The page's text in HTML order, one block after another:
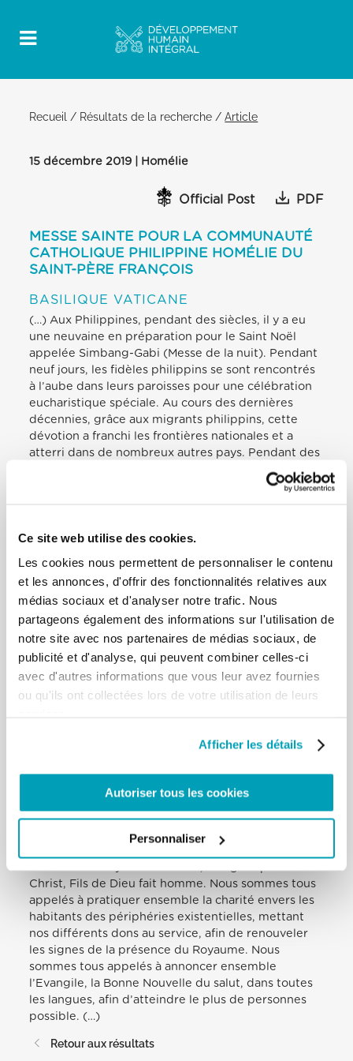
Ce site web utilise des cookies.
Les cookies nous permettent de personnaliser le contenu
et les annonces, d'offrir des fonctionnalités relatives aux
médias sociaux et d'analyser notre trafic. Nous
partageons également des informations sur l'utilisation de
notre site avec nos partenaires de médias sociaux, de
publicité et d'analyse, qui peuvent combiner celles-ci
avec d'autres informations que vous leur avez fournies
ou qu'ils ont collectées lors de votre utilisation de leurs
Afficher les détails
Autoriser tous les cookies
Personnaliser
Recueil / Résultats de la recherche /Article
15 décembre 2019 | Homélie
Official Post PDF
MESSE SAINTE POUR LA COMMUNAUTÉ
CATHOLIQUE PHILIPPINE HOMÉLIE DU
SAINT-PÈRE FRANÇOIS
BASILIQUE VATICANE
(…) Aux Philippines, pendant des siècles, il y a eu
une neuvaine en préparation pour le Saint Noël
appelée Simbang-Gabi (Messe de la nuit). Pendant
neuf jours, les fidèles philippins se sont rencontrés
à l’aube dans leurs paroisses pour une célébration
eucharistique spéciale. Au cours des dernières
décennies, grâce aux migrants philippins, cette
dévotion a franchi les frontières nationales et a
atterri dans de nombreux autres pays. Pendant des
années, Simbang-Gabi a également été célébré
dans le diocèse de Rome, et aujourd’hui nous le
préparer Noël selon l’esprit de la Parole de Dieu
jusqu’à la venue définitive du Seigneur, comme le
recommande l’apôtre Jacques (cf. Jas 5:7). Nous
voulons nous engager à manifester l’amour et la
tendresse de Dieu envers tout le monde, en
particulier envers les moins. Nous sommes appelés
à fermenter dans une société qui souvent ne peut
grâce de sa présence. Et vous, chers frères et
sœurs, qui avez quitté votre terre à la recherche
paroissiales auxquelles vous appartenez
richesse culturelle et spirituelle, tout en vous
laissant enrichi par les expériences des autres. Nous
sommes tous invités à construire ensemble cette
Christ, Fils de Dieu fait homme. Nous sommes tous
appelés à pratiquer ensemble la charité envers les
habitants des périphéries existentielles, mettant
nos différents dons au service, afin de renouveler
les signes de la présence du Royaume. Nous
sommes tous appelés à annoncer ensemble
l’Evangile, la Bonne Nouvelle du salut, dans toutes
les langues, afin d’atteindre le plus de personnes
possible. (…)
Retour aux résultats